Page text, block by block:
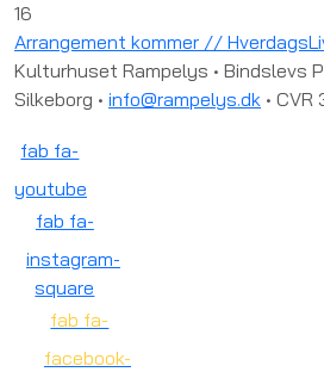
16
Arrangement kommer //
Kulturhuset Rampelys • Bindslevs
Silkeborg • info@rampelys.dk •
fab fa-
youtube
fab fa-
instagram-
square
fab fa-
facebook-